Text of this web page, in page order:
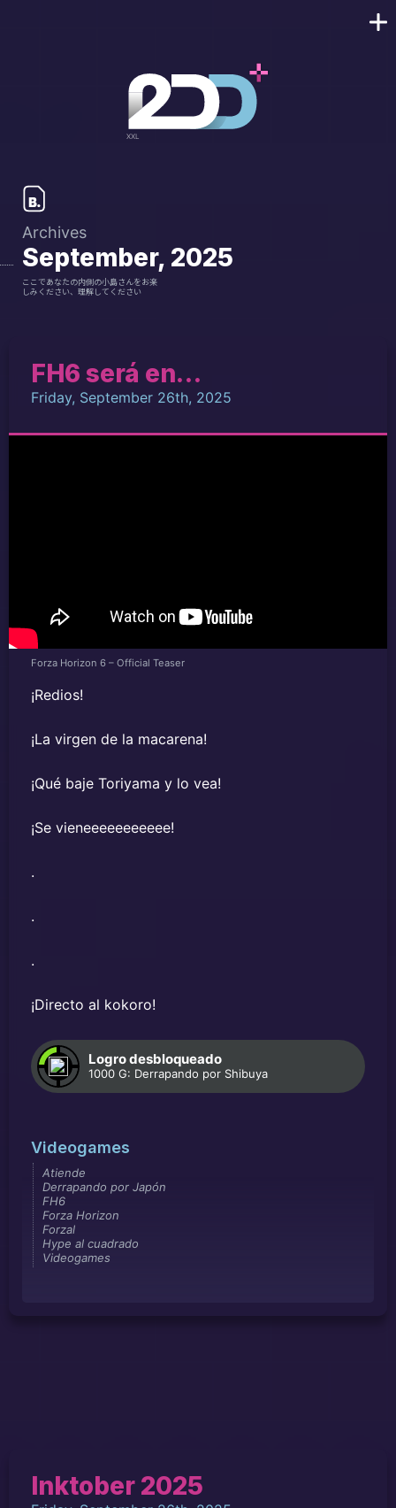
Archives
September, 2025
ここであなたの内側の小島さんをお楽
しみください、理解してください
FH6 será en…
Friday, September 26th, 2025
Forza Horizon 6 – Official Teaser
¡Redios!
¡La virgen de la macarena!
¡Qué baje Toriyama y lo vea!
¡Se vieneeeeeeeeeee!
.
.
.
¡Directo al kokoro!
Logro desbloqueado
1000 G: Derrapando por Shibuya
Videogames
Atiende
Derrapando por Japón
FH6
Forza Horizon
Forzal
Hype al cuadrado
Videogames
Inktober 2025